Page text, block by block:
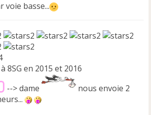
voie basse...
8SG en 2015 et 2016
--> dame
nous envoie 2